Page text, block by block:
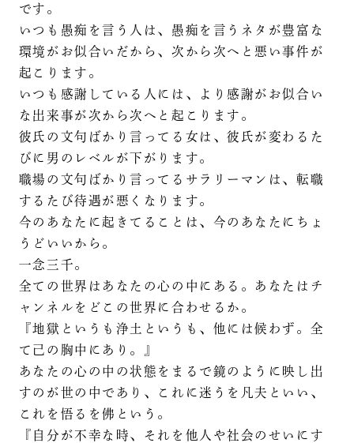
です。
いつも愚痴を言う人は、愚痴を言うネタが豊富な
環境がお似合いだから、次から次へと悪い事件が
起こります。
いつも感謝している人には、より感謝がお似合い
な出来事が次から次へと起こります。
彼氏の文句ばかり言ってる女は、彼氏が変わるた
びに男のレベルが下がります。
職場の文句ばかり言ってるサラリーマンは、転職
するたび待遇が悪くなります。
今のあなたに起きてることは、今のあなたにちょ
うどいいから。
一念三千。
全ての世界はあなたの心の中にある。あなたはチ
ャンネルをどこの世界に合わせるか。
『地獄というも浄土というも、他には候わず。全
て己の胸中にあり。』
あなたの心の中の状態をまるで鏡のように映し出
すのが世の中であり、これに迷うを凡夫といい、
これを悟るを佛という。
『自分が不幸な時、それを他人や社会のせいにす